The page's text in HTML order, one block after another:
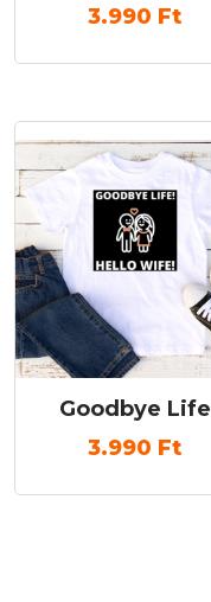
3.990 Ft
Goodbye Life
3.990 Ft